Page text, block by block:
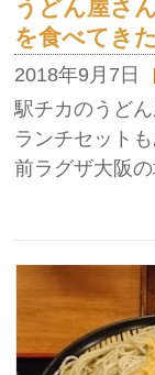
うどん屋さ
を食べてきた
2018年9月7日
駅チカのうど
ランチセット
前ラグザ大阪の